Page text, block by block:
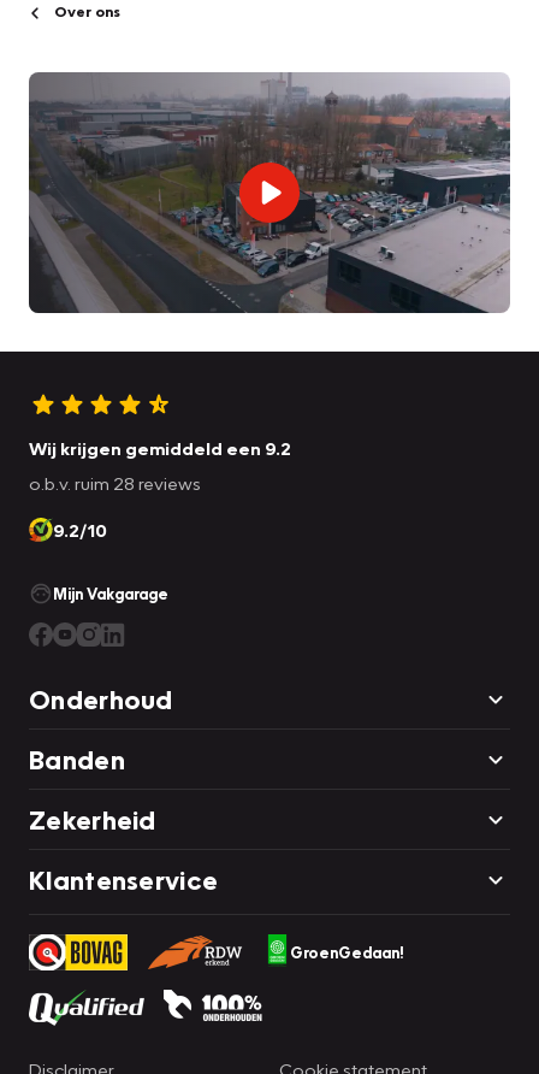
Over ons
Wij krijgen gemiddeld een 9.2
o.b.v. ruim 28 reviews
9.2/10
Mijn Vakgarage
Onderhoud
Banden
Zekerheid
Klantenservice
GroenGedaan!
Disclaimer Cookie statement